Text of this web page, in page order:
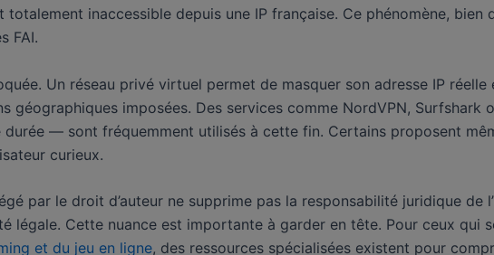
inaccessible depuis une IP française. Ce phénomène, bien
FAI.
Un réseau privé virtuel permet de masquer son adresse IP réelle
géographiques imposées. Des services comme NordVPN, Surfshark
— sont fréquemment utilisés à cette fin. Certains proposent
curieux.
par le droit d’auteur ne supprime pas la responsabilité juridique de
légale. Cette nuance est importante à garder en tête. Pour ceux qui
et du jeu en ligne, des ressources spécialisées existent pour